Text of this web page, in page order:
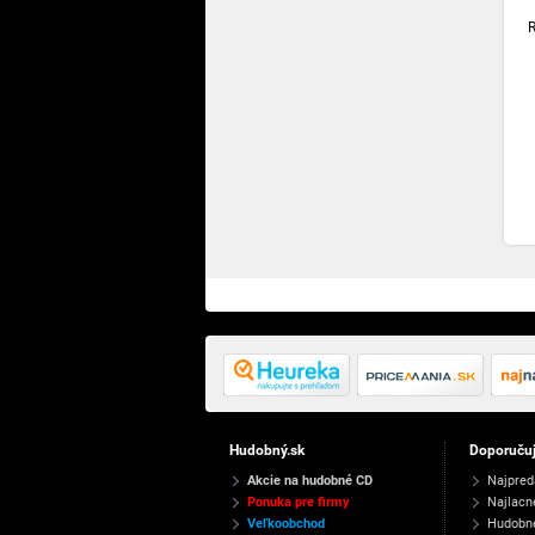
Hudobný.sk
Akcie na hudobné CD
Ponuka pre firmy
Veľkoobchod